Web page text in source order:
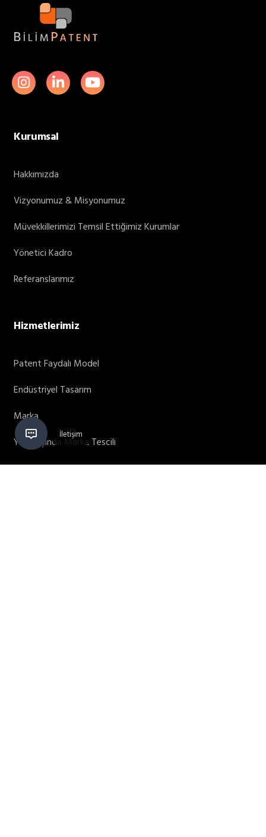
Kurumsal
Hakkımızda
Vizyonumuz & Misyonumuz
Müvekkillerimizi Temsil Ettiğimiz Kurumlar
Yönetici Kadro
Referanslarımız
Hizmetlerimiz
Patent Faydalı Model
Endüstriyel Tasarım
Marka
Yurt Dışında Marka Tescili
Yurt Dışında Patent Başvurusu